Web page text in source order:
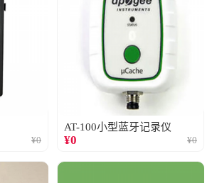
¥0
AT-100小型蓝牙记录仪
¥0 ¥0